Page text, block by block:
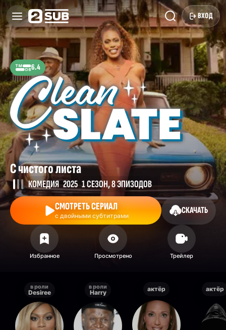
ВХОД
6.4
С чистого листа
КОМЕДИЯ 2025 1 СЕЗОН, 8 ЭПИЗОДОВ
СМОТРЕТЬ СЕРИАЛ
с двойными субтитрами
СКАЧАТЬ
в роли
Desiree
в роли
Harry актёр актёр